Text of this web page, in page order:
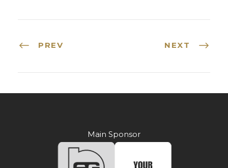
PREV NEXT
Main Sponsor